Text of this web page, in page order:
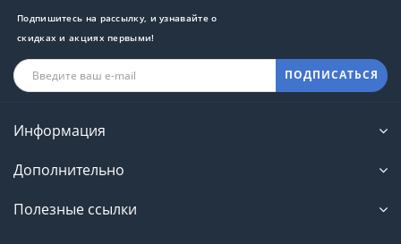
Подпишитесь на рассылку, и узнавайте о
скидках и акциях первыми!
ПОДПИСАТЬСЯ
Информация
Дополнительно
Полезные ссылки